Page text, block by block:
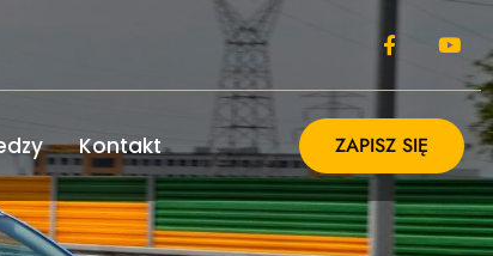
Kontakt ZAPISZ SIĘ